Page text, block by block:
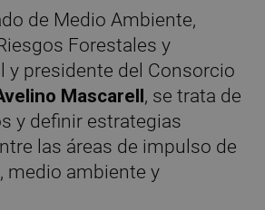
de Medio Ambiente,
Forestales y
y presidente del Consorcio
Mascarell, se trata de
y definir estrategias
las áreas de impulso de
medio ambiente y